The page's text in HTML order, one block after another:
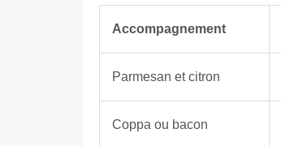
Accompagnement
Parmesan et citron
Coppa ou bacon